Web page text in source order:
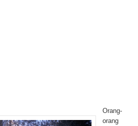
Orang-
orang